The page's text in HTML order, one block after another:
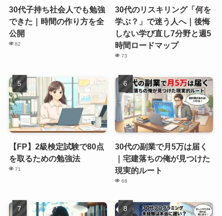
30代子持ち社会人でも勉強
できた｜時間の作り方を全
公開
82
30代のリスキリング「何を
学ぶ？」で迷う人へ｜後悔
しない学び直し7分野と週5
時間ロードマップ
73
【FP】2級検定試験で80点
を取るための勉強法
71
30代の副業で月5万は届く
｜宅建落ちの俺が見つけた
現実的ルート
68